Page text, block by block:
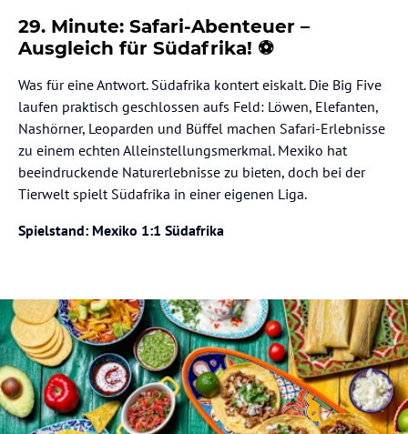
29. Minute: Safari-Abenteuer –
Ausgleich für Südafrika! ⚽
Was für eine Antwort. Südafrika kontert eiskalt. Die Big Five
laufen praktisch geschlossen aufs Feld: Löwen, Elefanten,
Nashörner, Leoparden und Büffel machen Safari-Erlebnisse
zu einem echten Alleinstellungsmerkmal. Mexiko hat
beeindruckende Naturerlebnisse zu bieten, doch bei der
Tierwelt spielt Südafrika in einer eigenen Liga.
Spielstand: Mexiko 1:1 Südafrika